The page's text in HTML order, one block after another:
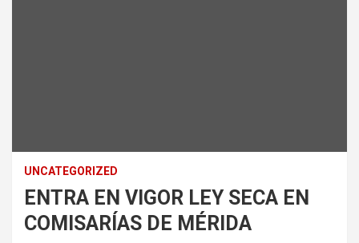
UNCATEGORIZED
ENTRA EN VIGOR LEY SECA EN
COMISARÍAS DE MÉRIDA